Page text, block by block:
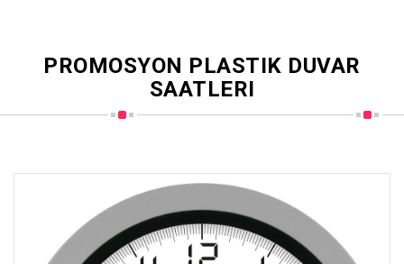
PROMOSYON PLASTIK DUVAR
SAATLERI